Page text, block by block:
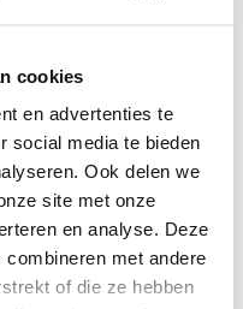
cookies
en advertenties te
social media te bieden
Ook delen we
site met onze
en analyse. Deze
met andere
of die ze hebben
Luchtvochtigheid En
Verschil Kan Het